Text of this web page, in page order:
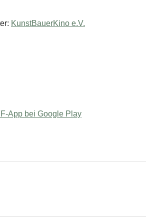
KunstBauerKino e.V.
App bei Google Play